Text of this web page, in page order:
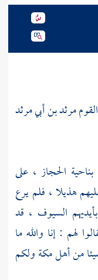
مرثد بن أبي مرثد
بناحية الحجاز ، على
هذيلا ، فلم يرع
السيوف ، قد
لهم : إنا والله ما
منأهل مكةولكم